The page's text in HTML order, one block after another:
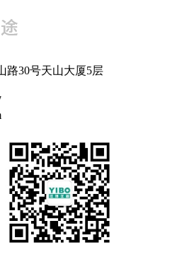
路30号天山大厦5层